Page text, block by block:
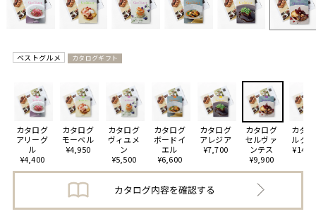
ベストグルメ カタログギフト
カタログ
アリーグ
ル
¥4,400
カタログ
モーベル
¥4,950
カタログ
ヴィユメ
ン
¥5,500
カタログ
ボードイ
エル
¥6,600
カタログ
アレジア
¥7,700
カタログ
セルヴァ
ンテス
¥9,900
カタ
ルク